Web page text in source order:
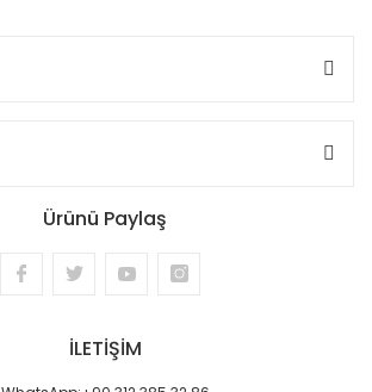
Ürünü Paylaş
İLETİŞİM